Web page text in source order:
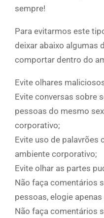
sempre!
Para evitarmos este
deixar abaixo algumas
comportar dentro do
Evite olhares
Evite conversas sobre
pessoas do mesmo
corporativo;
Evite uso de palavrões
ambiente corporativo;
Evite olhar as partes
Não faça comentários
pessoas, elogie
Não faça comentários